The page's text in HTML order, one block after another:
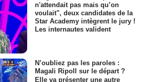
n'attendait pas mais qu’on
voulait", deux candidates de la
Star Academy intègrent le jury !
Les internautes valident
N’oubliez pas les paroles :
Magali Ripoll sur le départ ?
Elle va présenter une autre